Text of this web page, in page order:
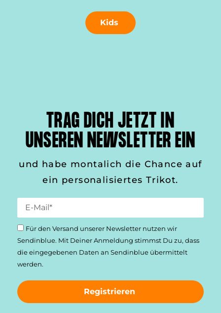
Kids
TRAG DICH JETZT IN
UNSEREN NEWSLETTER EIN
und habe montalich die Chance auf
ein personalisiertes Trikot.
Für den Versand unserer Newsletter nutzen wir
Sendinblue. Mit Deiner Anmeldung stimmst Du zu, dass
die einge­gebenen Daten an Sendinblue übermittelt
werden.
Registrieren